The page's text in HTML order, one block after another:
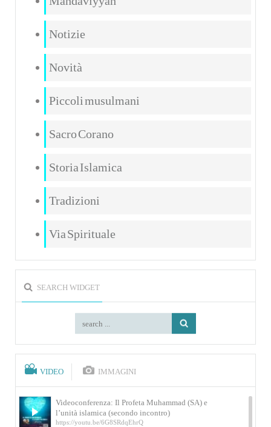
Notizie
Novità
Piccoli musulmani
Sacro Corano
Storia Islamica
Tradizioni
Via Spirituale
SEARCH WIDGET
VIDEO IMMAGINI
Videoconferenza: Il Profeta Muhammad (SA) e
l’unità islamica (secondo incontro)
https://youtu.be/6G8SRdqEhrQ